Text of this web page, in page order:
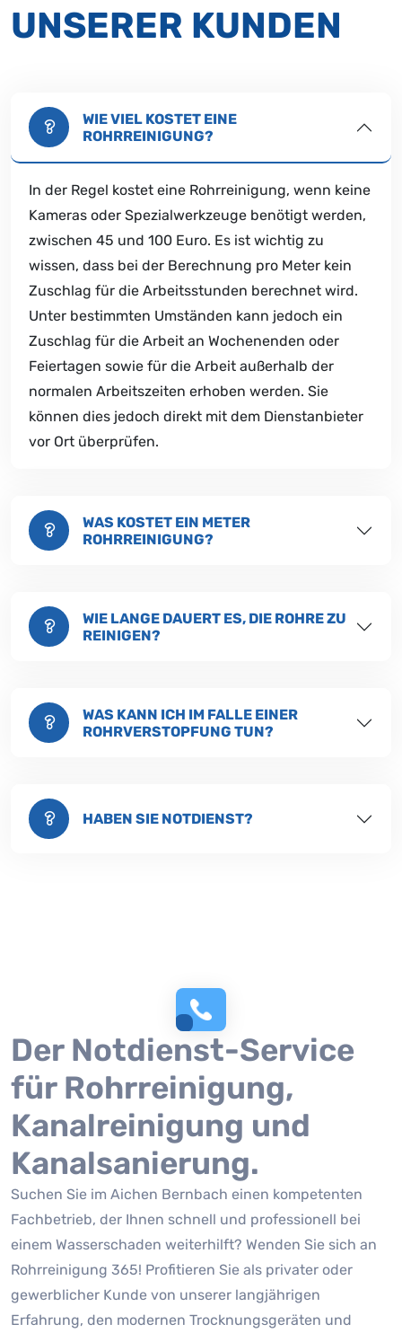
UNSERER KUNDEN
WIE VIEL KOSTET EINE
ROHRREINIGUNG?
In der Regel kostet eine Rohrreinigung, wenn keine
Kameras oder Spezialwerkzeuge benötigt werden,
zwischen 45 und 100 Euro. Es ist wichtig zu
wissen, dass bei der Berechnung pro Meter kein
Zuschlag für die Arbeitsstunden berechnet wird.
Unter bestimmten Umständen kann jedoch ein
Zuschlag für die Arbeit an Wochenenden oder
Feiertagen sowie für die Arbeit außerhalb der
normalen Arbeitszeiten erhoben werden. Sie
können dies jedoch direkt mit dem Dienstanbieter
vor Ort überprüfen.
WAS KOSTET EIN METER
ROHRREINIGUNG?
WIE LANGE DAUERT ES, DIE ROHRE ZU
REINIGEN?
WAS KANN ICH IM FALLE EINER
ROHRVERSTOPFUNG TUN?
HABEN SIE NOTDIENST?
Der Notdienst-Service
für Rohrreinigung,
Kanalreinigung und
Kanalsanierung.
Suchen Sie im Aichen Bernbach einen kompetenten
Fachbetrieb, der Ihnen schnell und professionell bei
einem Wasserschaden weiterhilft? Wenden Sie sich an
Rohrreinigung 365! Profitieren Sie als privater oder
gewerblicher Kunde von unserer langjährigen
Erfahrung, den modernen Trocknungsgeräten und